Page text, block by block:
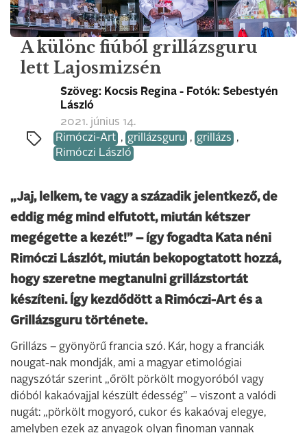
A különc fiúból grillázsguru
lett Lajosmizsén
Szöveg: Kocsis Regina - Fotók: Sebestyén
László
2021. június 14.
Rimóczi-Art , grillázsguru , grillázs ,
Rimóczi László
„Jaj, lelkem, te vagy a századik jelentkező, de
eddig még mind elfutott, miután kétszer
megégette a kezét!” – így fogadta Kata néni
Rimóczi Lászlót, miután bekopogtatott hozzá,
hogy szeretne megtanulni grillázstortát
készíteni. Így kezdődött a Rimóczi-Art és a
Grillázsguru története.
Grillázs – gyönyörű francia szó. Kár, hogy a franciák
nougat-nak mondják, ami a magyar etimológiai
nagyszótár szerint „őrölt pörkölt mogyoróból vagy
dióból kakaóvajjal készült édesség” – viszont a valódi
nugát: „pörkölt mogyoró, cukor és kakaóvaj elegye,
amelyben ezek az anyagok olyan finoman vannak